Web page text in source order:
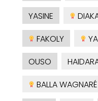
YASINE
FAKOLY
OUSO
BALLA WAGNARÉ